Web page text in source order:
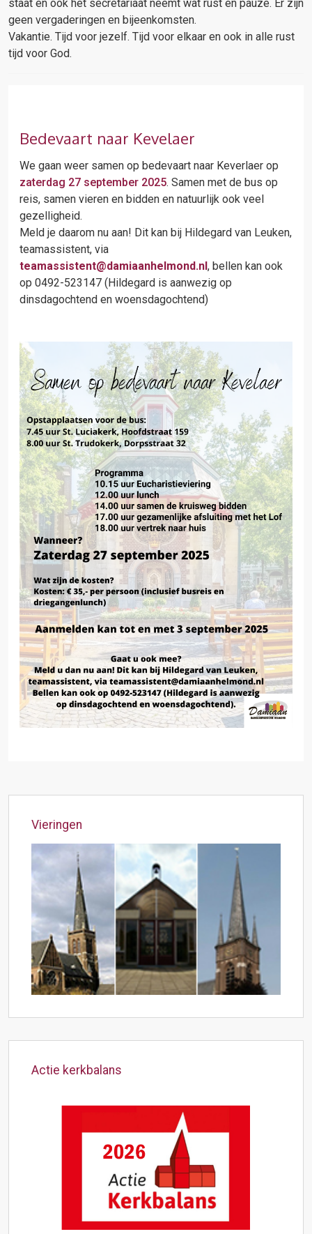
staat en ook het secretariaat neemt wat rust en pauze. Er zijn
geen vergaderingen en bijeenkomsten.
Vakantie. Tijd voor jezelf. Tijd voor elkaar en ook in alle rust
tijd voor God.
Bedevaart naar Kevelaer
We gaan weer samen op bedevaart naar Keverlaer op
zaterdag 27 september 2025. Samen met de bus op
reis, samen vieren en bidden en natuurlijk ook veel
gezelligheid.
Meld je daarom nu aan! Dit kan bij Hildegard van Leuken,
teamassistent, via
teamassistent@damiaanhelmond.nl, bellen kan ook
op 0492-523147 (Hildegard is aanwezig op
dinsdagochtend en woensdagochtend)
Vieringen
Actie kerkbalans